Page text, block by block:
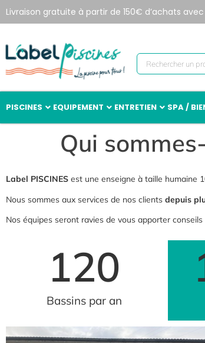
Livraison gratuite à partir de 150€ d’achats
PISCINES EQUIPEMENT ENTRETIEN SPA /
Qui
Label PISCINES est une enseigne à taille humaine
Nous sommes aux services de nos clients depuis
Nos équipes seront ravies de vous apporter
Bassins par an
120